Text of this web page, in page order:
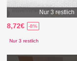
Nur 3 restlich
8,72€ -8%
Nur 3 restlich